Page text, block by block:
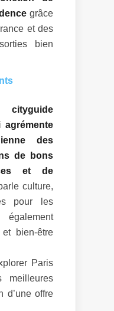
grâce
et des
bien
cityguide
agrémente
des
de bons
et de
culture,
pour les
bien-être
Paris
meilleures
d’une offre